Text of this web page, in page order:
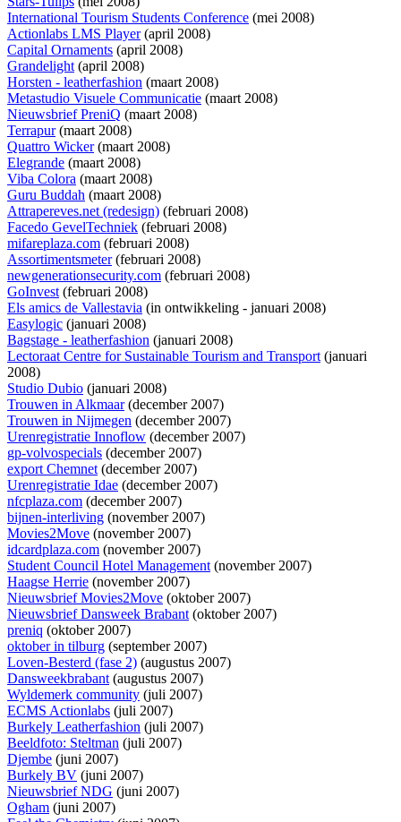
International Tourism Students Conference (mei 2008)
Actionlabs LMS Player(april 2008)
Capital Ornaments (april 2008)
Grandelight(april 2008)
Horsten - leatherfashion (maart 2008)
Metastudio Visuele Communicatie (maart 2008)
Nieuwsbrief PreniQ (maart 2008)
Terrapur(maart 2008)
Quattro Wicker(maart 2008)
Elegrande (maart 2008)
Viba Colora (maart 2008)
Guru Buddah (maart 2008)
Attrapereves.net (redesign) (februari 2008)
Facedo GevelTechniek (februari 2008)
mifareplaza.com (februari 2008)
Assortimentsmeter(februari 2008)
newgenerationsecurity.com (februari 2008)
GoInvest(februari 2008)
Els amics de Vallestavia (in ontwikkeling - januari 2008)
Easylogic (januari 2008)
Bagstage - leatherfashion (januari 2008)
Lectoraat Centre for Sustainable Tourism and Transport(januari
2008)
Studio Dubio (januari 2008)
Trouwen in Alkmaar(december 2007)
Trouwen in Nijmegen (december 2007)
Urenregistratie Innoflow (december 2007)
gp-volvospecials (december 2007)
export Chemnet(december 2007)
Urenregistratie Idae (december 2007)
nfcplaza.com (december 2007)
bijnen-interliving (november 2007)
Movies2Move (november 2007)
idcardplaza.com (november 2007)
Student Council Hotel Management(november 2007)
Haagse Herrie (november 2007)
Nieuwsbrief Movies2Move (oktober 2007)
Nieuwsbrief Dansweek Brabant(oktober 2007)
preniq (oktober 2007)
oktober in tilburg (september 2007)
Loven-Besterd (fase 2) (augustus 2007)
Dansweekbrabant(augustus 2007)
Wyldemerk community (juli 2007)
ECMS Actionlabs (juli 2007)
Burkely Leatherfashion (juli 2007)
Beeldfoto: Steltman (juli 2007)
Djembe (juni 2007)
Burkely BV (juni 2007)
Nieuwsbrief NDG (juni 2007)
Ogham (juni 2007)